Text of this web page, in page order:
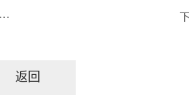
返回